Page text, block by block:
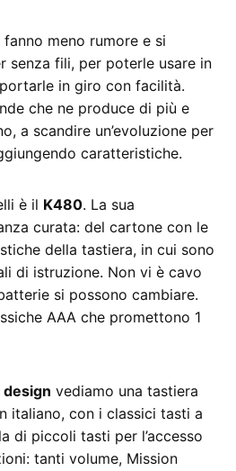
meno rumore e si
senza fili, per poterle usare in
in giro con facilità.
che ne produce di più e
a scandire un’evoluzione per
caratteristiche.
è il K480. La sua
curata: del cartone con le
della tastiera, in cui sono
di istruzione. Non vi è cavo
si possono cambiare.
AAA che promettono 1
design vediamo una tastiera
italiano, con i classici tasti a
di piccoli tasti per l’accesso
tanti volume, Mission